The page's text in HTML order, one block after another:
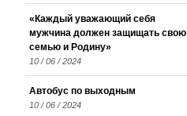
«Каждый уважающий себя
мужчина должен защищать свою
семью и Родину»
10 / 06 / 2024
Автобус по выходным
10 / 06 / 2024